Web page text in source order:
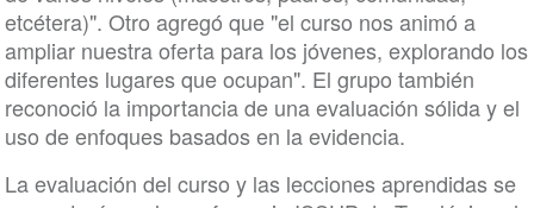
etcétera)". Otro agregó que "el curso nos animó a
ampliar nuestra oferta para los jóvenes, explorando los
diferentes lugares que ocupan". El grupo también
reconoció la importancia de una evaluación sólida y el
uso de enfoques basados en la evidencia.
La evaluación del curso y las lecciones aprendidas se